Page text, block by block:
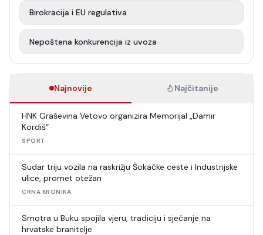
Birokracija i EU regulativa
Nepoštena konkurencija iz uvoza
Najnovije Najčitanije
HNK Graševina Vetovo organizira Memorijal „Damir
Kordiš“
SPORT
Sudar triju vozila na raskrižju Šokačke ceste i Industrijske
ulice, promet otežan
CRNA KRONIKA
Smotra u Buku spojila vjeru, tradiciju i sjećanje na
hrvatske branitelje